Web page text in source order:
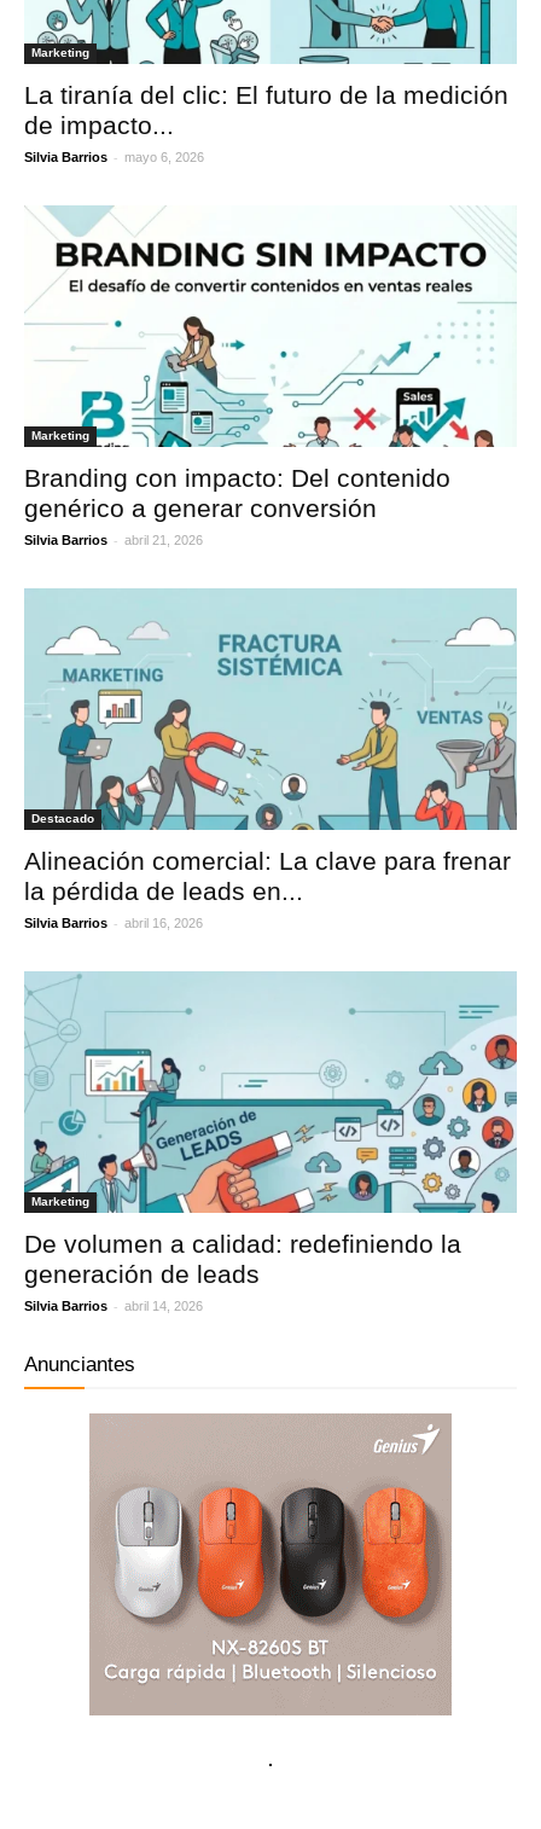
Marketing
La tiranía del clic: El futuro de la medición
de impacto...
Silvia Barrios - mayo 6, 2026
Marketing
Branding con impacto: Del contenido
genérico a generar conversión
Silvia Barrios - abril 21, 2026
Destacado
Alineación comercial: La clave para frenar
la pérdida de leads en...
Silvia Barrios - abril 16, 2026
Marketing
De volumen a calidad: redefiniendo la
generación de leads
Silvia Barrios - abril 14, 2026
Anunciantes